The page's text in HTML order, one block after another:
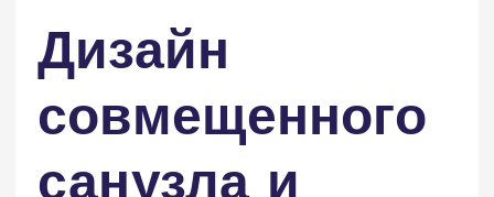
Дизайн
совмещенного
санузла и